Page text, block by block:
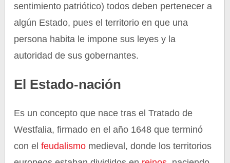
sentimiento patriótico) todos deben pertenecer a
algún Estado, pues el territorio en que una
persona habita le impone sus leyes y la
autoridad de sus gobernantes.
El Estado-nación
Es un concepto que nace tras el Tratado de
Westfalia, firmado en el año 1648 que terminó
con el feudalismo medieval, donde los territorios